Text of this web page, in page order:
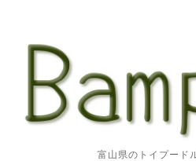
富山県のトイプードル専